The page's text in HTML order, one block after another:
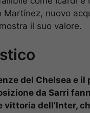
Martínez, nuovo
il suo valore.
del Chelsea e il
da Sarri
vittoria dell’Inter,